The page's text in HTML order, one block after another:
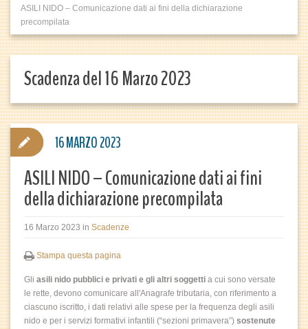
ASILI NIDO – Comunicazione dati ai fini della dichiarazione
precompilata
Scadenza del 16 Marzo 2023
ASILI NIDO – Comunicazione dati ai fini
della dichiarazione precompilata
16 Marzo 2023 in Scadenze
Stampa questa pagina
Gli asili nido pubblici e privati e gli altri soggetti a cui sono versate
le rette, devono comunicare all'Anagrafe tributaria, con riferimento a
ciascuno iscritto, i dati relativi alle spese per la frequenza degli asili
nido e per i servizi formativi infantili (“sezioni primavera”) sostenute
16 MARZO 2023